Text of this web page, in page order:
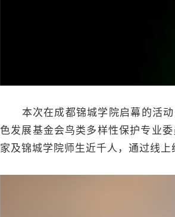
本次在成都锦城学院启幕的活动
色发展基金会鸟类多样性保护专业
家及锦城学院师生近千人，通过线